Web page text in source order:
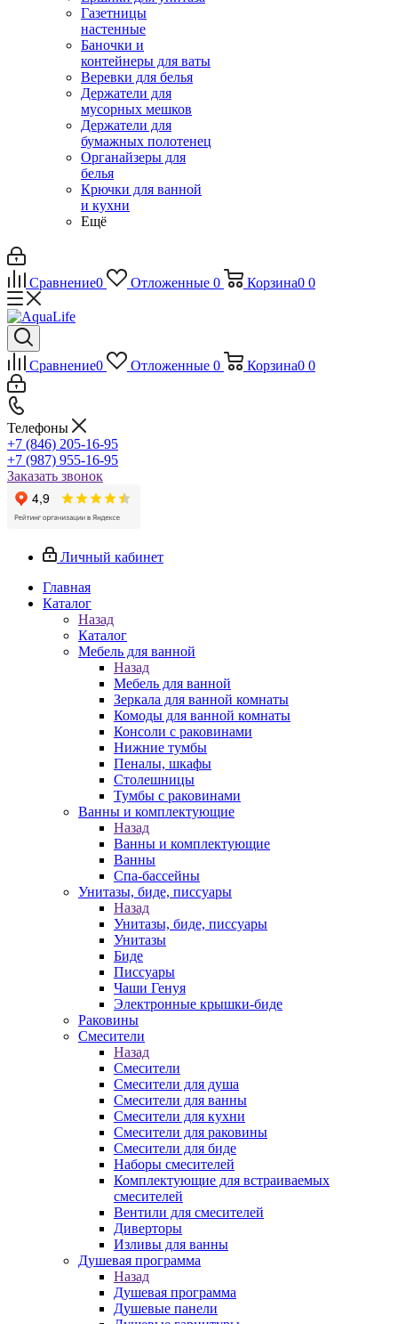
Газетницы
настенные
Баночки и
контейнеры для ваты
Веревки для белья
Держатели для
мусорных мешков
Держатели для
бумажных полотенец
Органайзеры для
белья
Крючки для ванной
и кухни
Ещё
Сравнение0 Отложенные 0 Корзина0 0
Сравнение0 Отложенные 0 Корзина0 0
Телефоны
+7 (846) 205-16-95
+7 (987) 955-16-95
Заказать звонок
Личный кабинет
Главная
Каталог
Назад
Каталог
Мебель для ванной
Назад
Мебель для ванной
Зеркала для ванной комнаты
Комоды для ванной комнаты
Консоли с раковинами
Нижние тумбы
Пеналы, шкафы
Столешницы
Тумбы с раковинами
Ванны и комплектующие
Назад
Ванны и комплектующие
Ванны
Спа-бассейны
Унитазы, биде, писсуары
Назад
Унитазы, биде, писсуары
Унитазы
Биде
Писсуары
Чаши Генуя
Электронные крышки-биде
Раковины
Смесители
Назад
Смесители
Смесители для душа
Смесители для ванны
Смесители для кухни
Смесители для раковины
Смесители для биде
Наборы смесителей
Комплектующие для встраиваемых
смесителей
Вентили для смесителей
Диверторы
Изливы для ванны
Душевая программа
Назад
Душевая программа
Душевые панели